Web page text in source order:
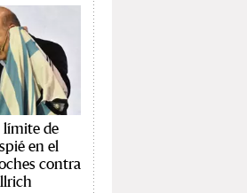
límite de
en el
contra